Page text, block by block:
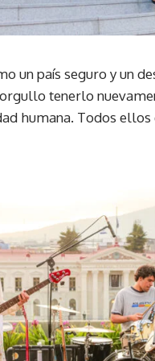
un país seguro y un
tenerlo
humana. Todos